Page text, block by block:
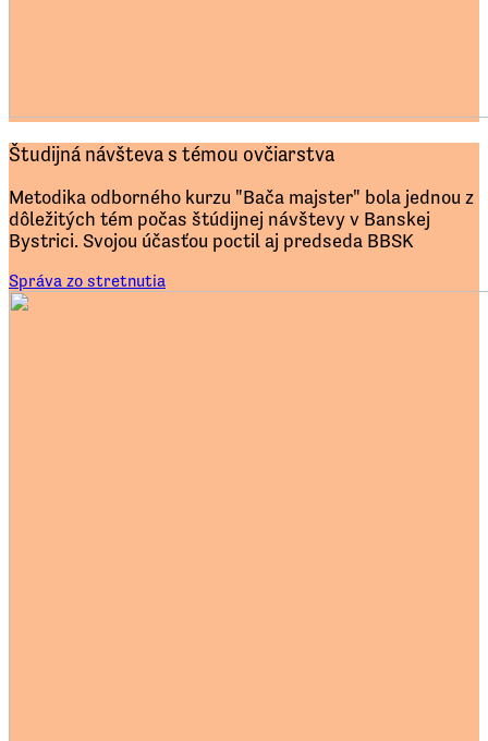
Študijná návšteva s témou ovčiarstva
Metodika odborného kurzu "Bača majster" bola jednou z
dôležitých tém počas štúdijnej návštevy v Banskej
Bystrici. Svojou účasťou poctil aj predseda BBSK
Správa zo stretnutia